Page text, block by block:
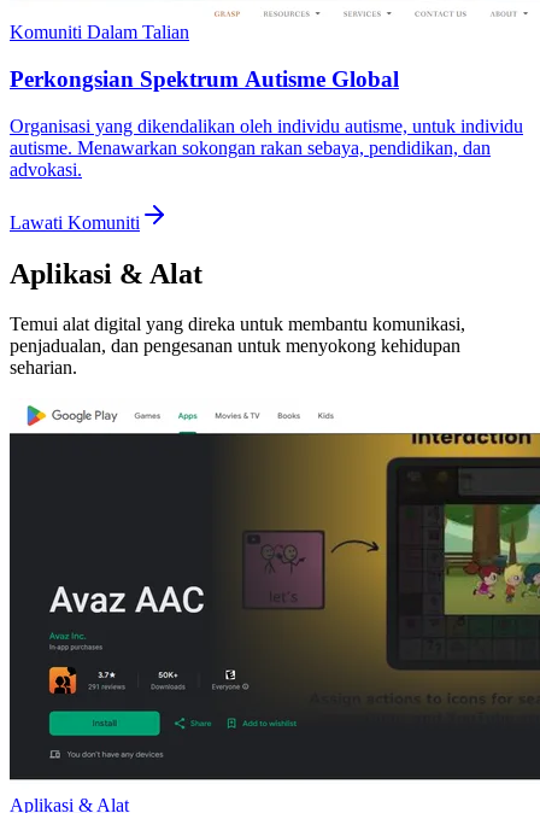
Komuniti Dalam Talian
Perkongsian Spektrum Autisme Global
Organisasi yang dikendalikan oleh individu autisme, untuk individu
autisme. Menawarkan sokongan rakan sebaya, pendidikan, dan
advokasi.
Lawati Komuniti
Aplikasi & Alat
Temui alat digital yang direka untuk membantu komunikasi,
penjadualan, dan pengesanan untuk menyokong kehidupan
seharian.
Aplikasi & Alat